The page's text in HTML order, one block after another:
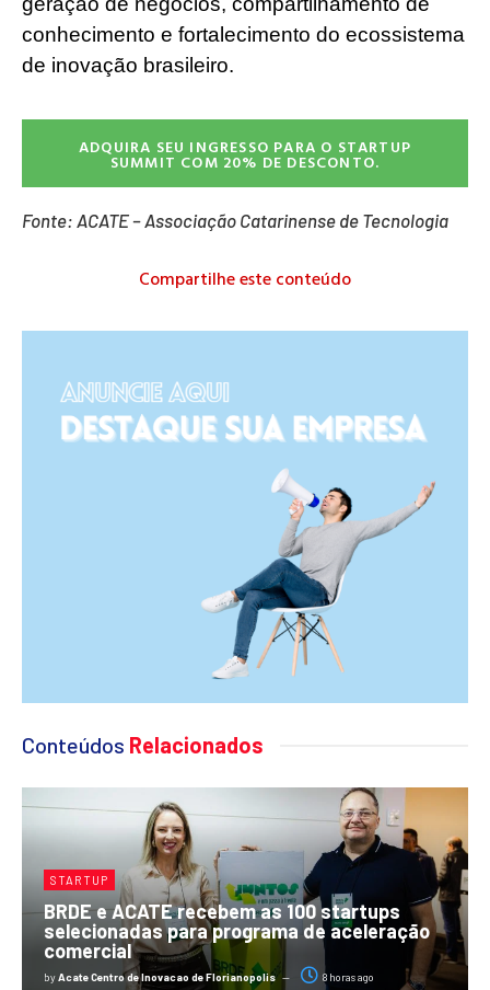
conhecimento e fortalecimento do ecossistema
de inovação brasileiro.
ADQUIRA SEU INGRESSO PARA O STARTUP
SUMMIT COM 20% DE DESCONTO.
Fonte: ACATE – Associação Catarinense de Tecnologia
Compartilhe este conteúdo
Conteúdos Relacionados
STARTUP
BRDE e ACATE recebem as 100 startups
selecionadas para programa de aceleração
comercial
byAcate Centro de Inovacao de Florianopolis 8 horas ago